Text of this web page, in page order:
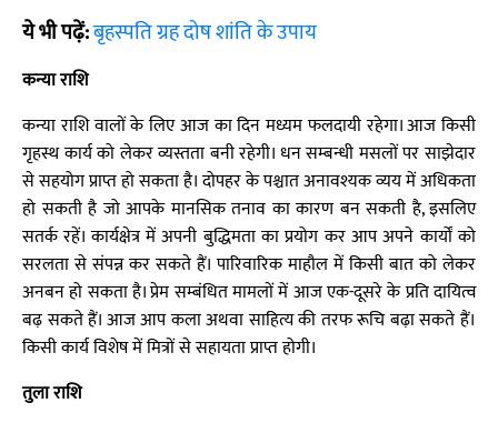
ये भी पढ़ें:बृहस्पति ग्रह दोष शांति के उपाय
कन्या राशि
कन्या राशि वालों के लिए आज का दिन मध्यम फलदायी रहेगा। आज किसी
गृहस्थ कार्य को लेकर व्यस्तता बनी रहेगी। धन सम्बन्धी मसलों पर साझेदार
से सहयोग प्राप्त हो सकता है। दोपहर के पश्चात अनावश्यक व्यय में अधिकता
हो सकती है जो आपके मानसिक तनाव का कारण बन सकती है, इसलिए
सतर्क रहें। कार्यक्षेत्र में अपनी बुद्धिमता का प्रयोग कर आप अपने कार्यों को
सरलता से संपन्न कर सकते हैं। पारिवारिक माहौल में किसी बात को लेकर
अनबन हो सकता है। प्रेम सम्बंधित मामलों में आज एक-दूसरे के प्रति दायित्व
बढ़ सकते हैं। आज आप कला अथवा साहित्य की तरफ रूचि बढ़ा सकते हैं।
किसी कार्य विशेष में मित्रों से सहायता प्राप्त होगी।
तुला राशि